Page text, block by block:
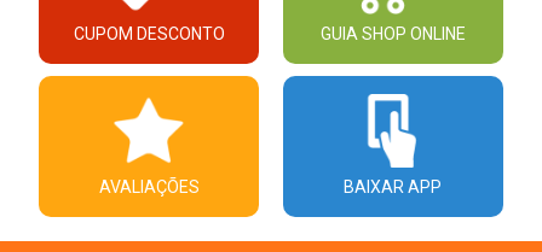
CUPOM DESCONTO GUIA SHOP ONLINE
AVALIAÇÕES BAIXAR APP